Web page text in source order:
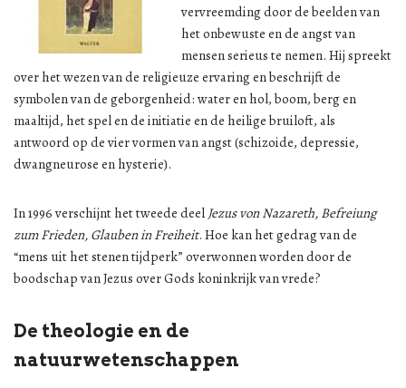
vervreemding door de beelden van
het onbewuste en de angst van
mensen serieus te nemen. Hij spreekt
over het wezen van de religieuze ervaring en beschrijft de
symbolen van de geborgenheid: water en hol, boom, berg en
maaltijd, het spel en de initiatie en de heilige bruiloft, als
antwoord op de vier vormen van angst (schizoide, depressie,
dwangneurose en hysterie).
In 1996 verschijnt het tweede deel Jezus von Nazareth, Befreiung
zum Frieden, Glauben in Freiheit. Hoe kan het gedrag van de
“mens uit het stenen tijdperk” overwonnen worden door de
boodschap van Jezus over Gods koninkrijk van vrede?
De theologie en de
natuurwetenschappen